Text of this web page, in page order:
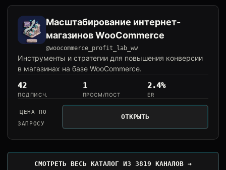
Масштабирование интернет-
магазинов WooCommerce
@woocommerce_profit_lab_ww
Инструменты и стратегии для повышения конверсии
в магазинах на базе WooCommerce.
42
ПОДПИСЧ.
1
ПРОСМ/ПОСТ
2.4%
ER
ЦЕНА ПО
ЗАПРОСУ
ОТКРЫТЬ
СМОТРЕТЬ ВЕСЬ КАТАЛОГ ИЗ 3819 КАНАЛОВ →